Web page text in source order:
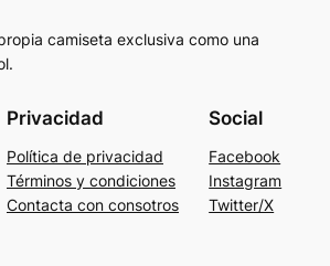
camiseta exclusiva como una
Privacidad
Política de privacidad
Términos y condiciones
Contacta con consotros
Social
Facebook
Instagram
Twitter/X